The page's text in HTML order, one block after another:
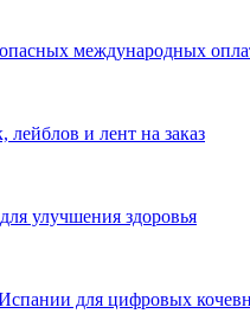
международных
лейблов и лент на заказ
улучшения здоровья
для цифровых